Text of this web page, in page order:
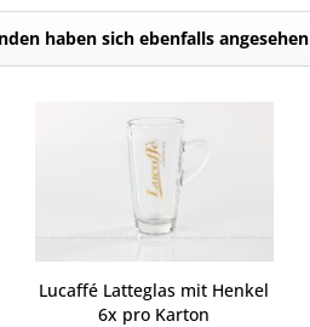
haben sich ebenfalls angesehen
Lucaffé Latteglas mit Henkel
6x pro Karton